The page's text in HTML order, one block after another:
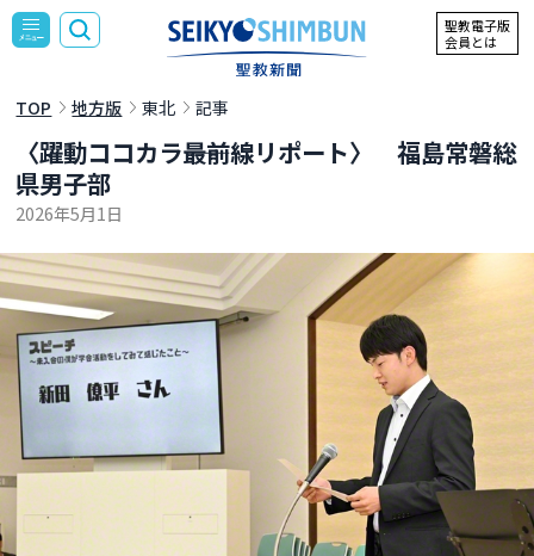
聖教電子版
会員とは
TOP 地方版 東北 記事
〈躍動ココカラ――最前線リポート〉 福島常磐総
県男子部
2026年5月1日